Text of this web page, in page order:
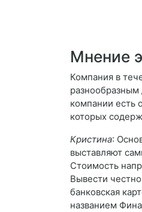
Мнение
Компания в
компании есть
которых
Кристина:
выставляют
Стоимость
Вывести
банковская
названием